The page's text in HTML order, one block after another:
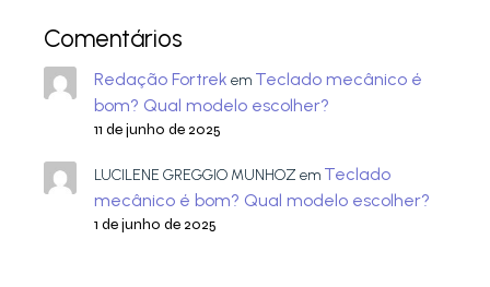
Comentários
Redação Fortrek em Teclado mecânico é
bom? Qual modelo escolher?
11 de junho de 2025
LUCILENE GREGGIO MUNHOZ em Teclado
mecânico é bom? Qual modelo escolher?
1 de junho de 2025